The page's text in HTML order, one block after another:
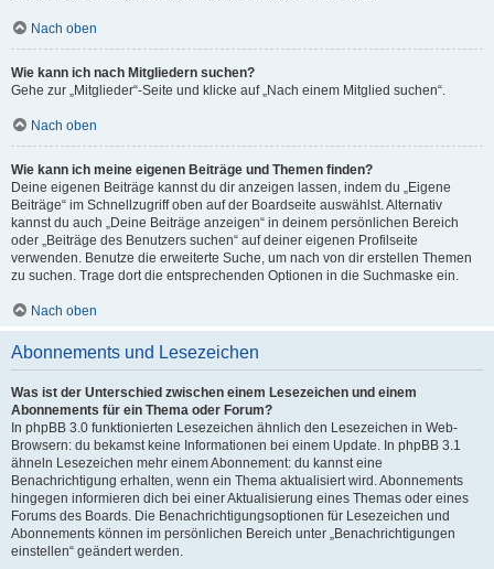
Nach oben
Wie kann ich nach Mitgliedern suchen?
Gehe zur „Mitglieder“-Seite und klicke auf „Nach einem Mitglied suchen“.
Nach oben
Wie kann ich meine eigenen Beiträge und Themen finden?
Deine eigenen Beiträge kannst du dir anzeigen lassen, indem du „Eigene
Beiträge“ im Schnellzugriff oben auf der Boardseite auswählst. Alternativ
kannst du auch „Deine Beiträge anzeigen“ in deinem persönlichen Bereich
oder „Beiträge des Benutzers suchen“ auf deiner eigenen Profilseite
verwenden. Benutze die erweiterte Suche, um nach von dir erstellen Themen
zu suchen. Trage dort die entsprechenden Optionen in die Suchmaske ein.
Nach oben
Abonnements und Lesezeichen
Was ist der Unterschied zwischen einem Lesezeichen und einem
Abonnements für ein Thema oder Forum?
In phpBB 3.0 funktionierten Lesezeichen ähnlich den Lesezeichen in Web-
Browsern: du bekamst keine Informationen bei einem Update. In phpBB 3.1
ähneln Lesezeichen mehr einem Abonnement: du kannst eine
Benachrichtigung erhalten, wenn ein Thema aktualisiert wird. Abonnements
hingegen informieren dich bei einer Aktualisierung eines Themas oder eines
Forums des Boards. Die Benachrichtigungsoptionen für Lesezeichen und
Abonnements können im persönlichen Bereich unter „Benachrichtigungen
einstellen“ geändert werden.